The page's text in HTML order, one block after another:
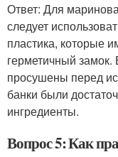
Ответ: Для
следует
пластика, которые
герметичный
просушены перед
банки были
ингредиенты.
Вопрос 5: Как